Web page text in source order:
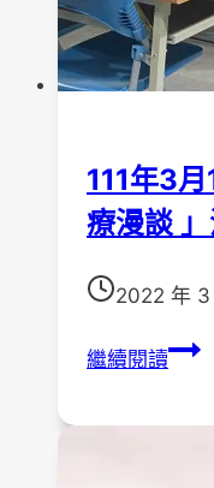
111年3
療漫談
2022 年 3
繼續閱讀111